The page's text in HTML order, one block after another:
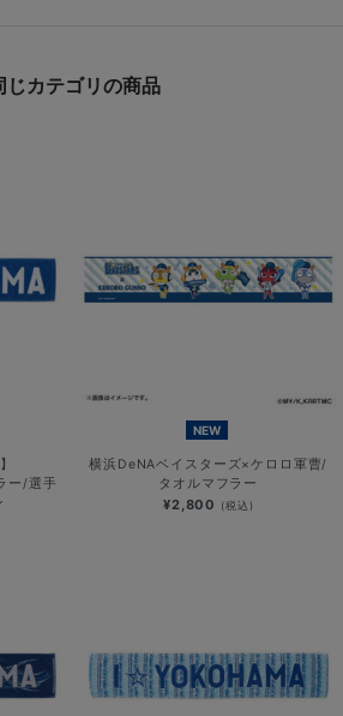
じカテゴリの商品
ー/選手
NEW
横浜DeNAベイスターズ×ケロロ軍曹/
タオルマフラー
¥2,800 (税込)